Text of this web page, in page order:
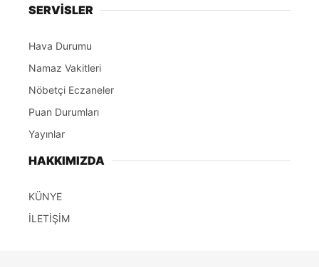
SERVİSLER
Hava Durumu
Namaz Vakitleri
Nöbetçi Eczaneler
Puan Durumları
Yayınlar
HAKKIMIZDA
KÜNYE
İLETİŞİM